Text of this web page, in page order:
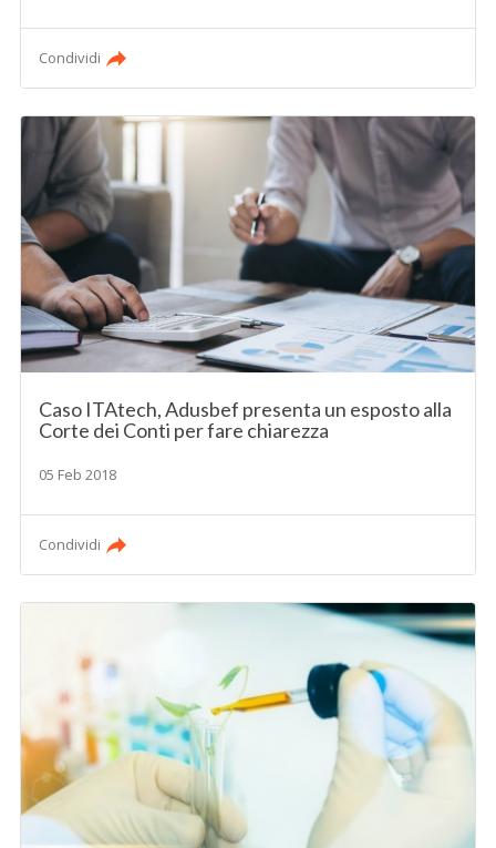
Condividi
Caso ITAtech, Adusbef presenta un esposto alla
Corte dei Conti per fare chiarezza
05 Feb 2018
Condividi